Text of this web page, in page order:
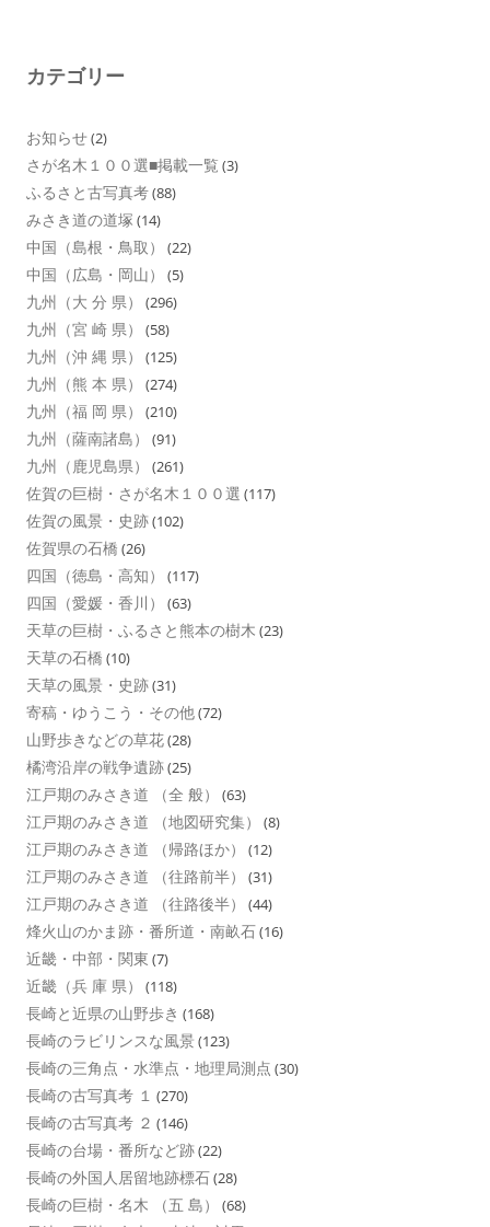
カテゴリー
お知らせ(2)
さが名木１００選■掲載一覧 (3)
ふるさと古写真考(88)
みさき道の道塚 (14)
中国（島根・鳥取） (22)
中国（広島・岡山） (5)
九州（大 分 県） (296)
九州（宮 崎 県） (58)
九州（沖 縄 県） (125)
九州（熊 本 県） (274)
九州（福 岡 県） (210)
九州（薩南諸島） (91)
九州（鹿児島県） (261)
佐賀の巨樹・さが名木１００選 (117)
佐賀の風景・史跡(102)
佐賀県の石橋 (26)
四国（徳島・高知） (117)
四国（愛媛・香川） (63)
天草の巨樹・ふるさと熊本の樹木 (23)
天草の石橋 (10)
天草の風景・史跡(31)
寄稿・ゆうこう・その他(72)
山野歩きなどの草花(28)
橘湾沿岸の戦争遺跡(25)
江戸期のみさき道 （全 般） (63)
江戸期のみさき道 （地図研究集） (8)
江戸期のみさき道 （帰路ほか） (12)
江戸期のみさき道 （往路前半） (31)
江戸期のみさき道 （往路後半） (44)
烽火山のかま跡・番所道・南畝石(16)
近畿・中部・関東 (7)
近畿（兵 庫 県） (118)
長崎と近県の山野歩き (168)
長崎のラビリンスな風景 (123)
長崎の三角点・水準点・地理局測点 (30)
長崎の古写真考 １ (270)
長崎の古写真考 ２ (146)
長崎の台場・番所など跡(22)
長崎の外国人居留地跡標石(28)
長崎の巨樹・名木 （五 島） (68)